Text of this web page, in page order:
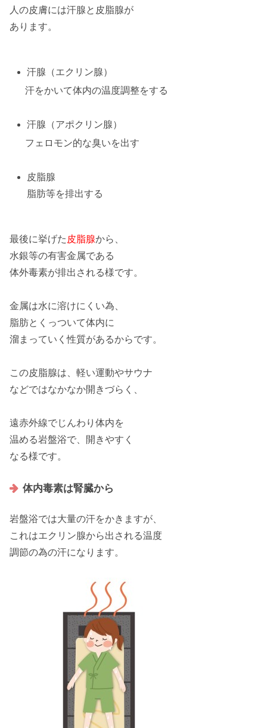
人の皮膚には汗腺と皮脂腺が
あります。
汗腺（エクリン腺）
汗をかいて体内の温度調整をする
汗腺（アポクリン腺）
フェロモン的な臭いを出す
皮脂腺
脂肪等を排出する
最後に挙げた 皮脂腺から、
水銀等の有害金属である
体外毒素が排出される様です。
金属は水に溶けにくい為、
脂肪とくっついて体内に
溜まっていく性質があるからです。
この皮脂腺は、軽い運動やサウナ
などではなかなか開きづらく
遠赤外線でじんわり体内を
温める岩盤浴で、開きやすく
なる様です。
体内毒素は腎臓から
岩盤浴では大量の汗をかきますが、
これはエクリン腺から出される温度
調節の為の汗になります。